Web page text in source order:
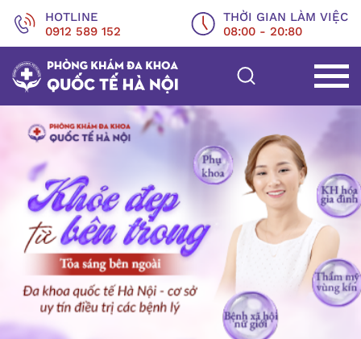
HOTLINE
0912 589 152
THỜI GIAN LÀM VIỆC
08:00 - 20:80